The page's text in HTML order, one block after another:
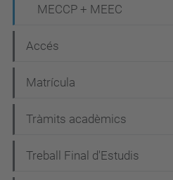
MECCP + MEEC
Accés
Matrícula
Tràmits acadèmics
Treball Final d'Estudis